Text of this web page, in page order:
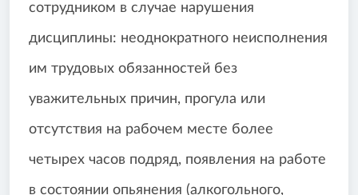
сотрудником в случае нарушения
дисциплины: неоднократного неисполнения
им трудовых обязанностей без
уважительных причин, прогула или
отсутствия на рабочем месте более
четырех часов подряд, появления на работе
в состоянии опьянения (алкогольного,